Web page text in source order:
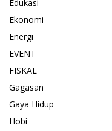
Edukasi
Ekonomi
Energi
EVENT
FISKAL
Gagasan
Gaya Hidup
Hobi